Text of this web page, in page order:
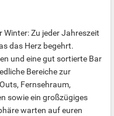
Winter: Zu jeder Jahreszeit
das Herz begehrt.
und eine gut sortierte Bar
Bereiche zur
Fernsehraum,
sowie ein großzügiges
warten auf euren